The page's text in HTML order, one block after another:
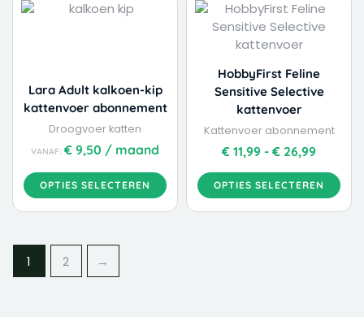
productpagina
productpagina
Lara Adult kalkoen-kip
kattenvoer abonnement
Droogvoer katten
VANAF: € 9,50 / maand
OPTIES SELECTEREN
product
Deze
optie
kan
gekozen
worden
op
de
productpagina
HobbyFirst Feline
Sensitive Selective
kattenvoer
Kattenvoer abonnement
€ 11,99 - € 26,99
€ 11,99
tot
OPTIES SELECTEREN
product
heeft
meerdere
variaties.
Deze
optie
kan
gekozen
worden
op
de
productpagina
1 2 →